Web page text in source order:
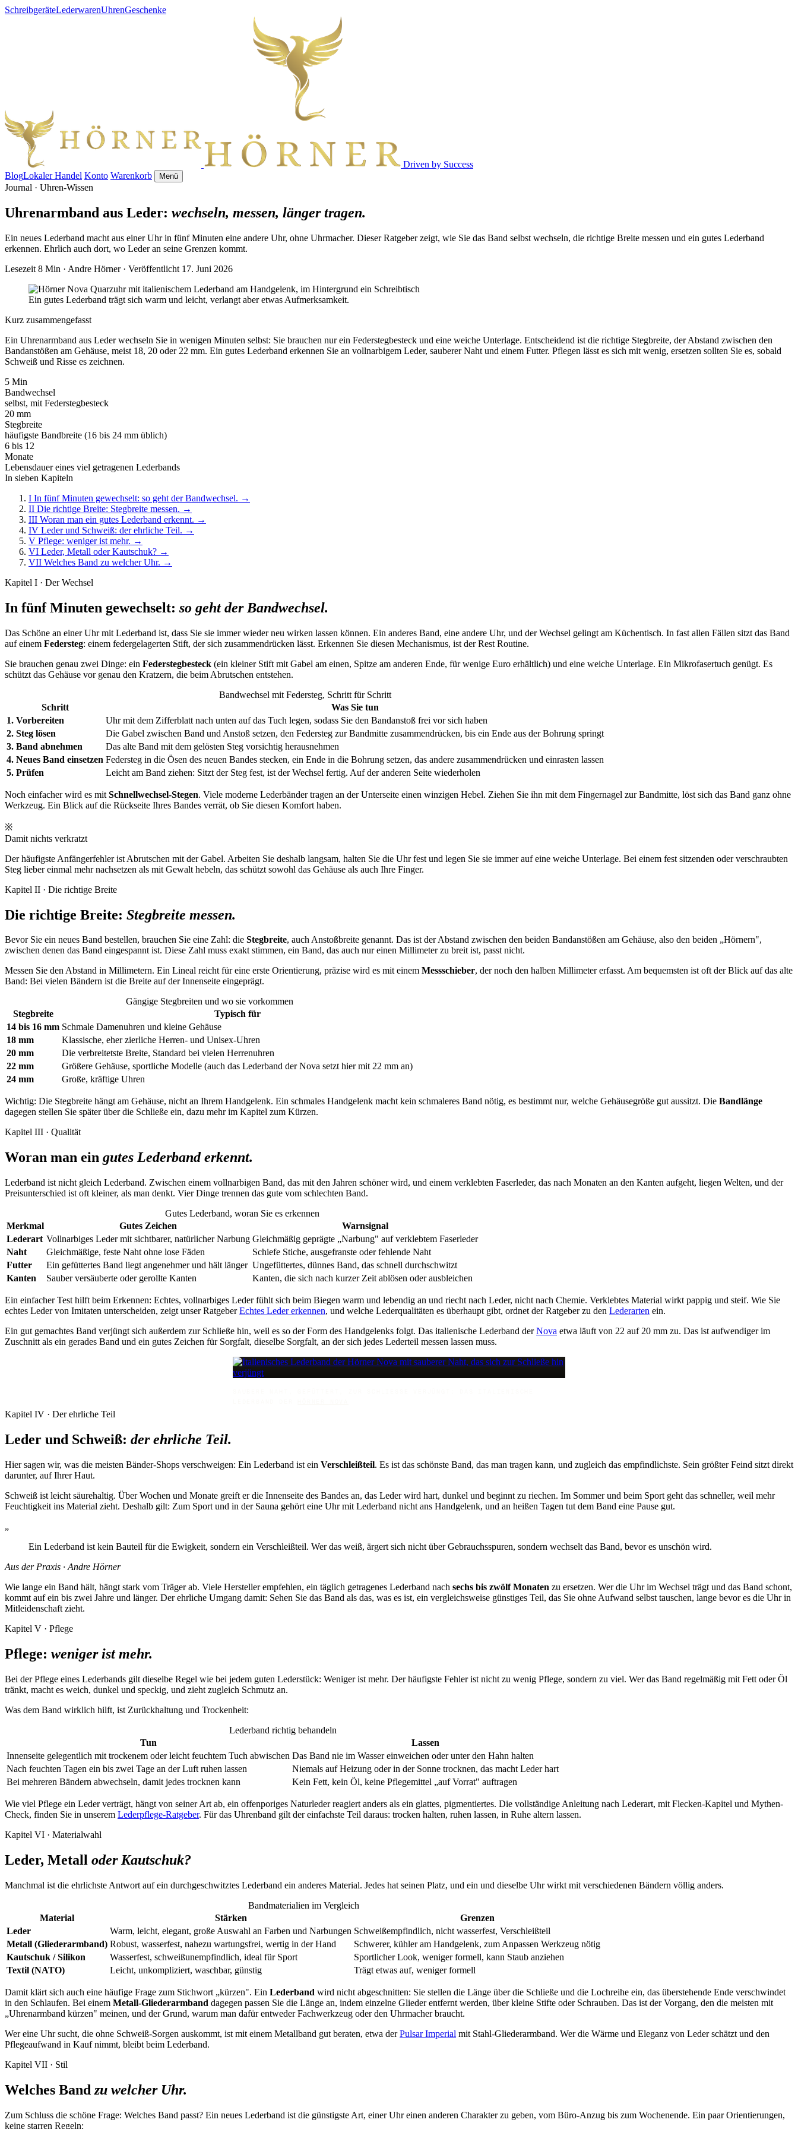
SchreibgeräteLederwarenUhrenGeschenke
Driven by Success
BlogLokaler Handel Konto Warenkorb Menü
Journal · Uhren-Wissen
Uhrenarmband aus Leder: wechseln, messen, länger tragen.
Ein neues Lederband macht aus einer Uhr in fünf Minuten eine andere Uhr, ohne Uhrmacher. Dieser Ratgeber zeigt, wie Sie das Band selbst wechseln, die richtige Breite messen und ein gutes Lederband
erkennen. Ehrlich auch dort, wo Leder an seine Grenzen kommt.
Lesezeit 8 Min · Andre Hörner · Veröffentlicht 17. Juni 2026
Ein gutes Lederband trägt sich warm und leicht, verlangt aber etwas Aufmerksamkeit.
Kurz zusammengefasst
Ein Uhrenarmband aus Leder wechseln Sie in wenigen Minuten selbst: Sie brauchen nur ein Federstegbesteck und eine weiche Unterlage. Entscheidend ist die richtige Stegbreite, der Abstand zwischen den
Bandanstößen am Gehäuse, meist 18, 20 oder 22 mm. Ein gutes Lederband erkennen Sie an vollnarbigem Leder, sauberer Naht und einem Futter. Pflegen lässt es sich mit wenig, ersetzen sollten Sie es, sobald
Schweiß und Risse es zeichnen.
5 Min
Bandwechsel
selbst, mit Federstegbesteck
20 mm
Stegbreite
häufigste Bandbreite (16 bis 24 mm üblich)
6 bis 12
Monate
Lebensdauer eines viel getragenen Lederbands
In sieben Kapiteln
I In fünf Minuten gewechselt: so geht der Bandwechsel. →
II Die richtige Breite: Stegbreite messen. →
III Woran man ein gutes Lederband erkennt. →
IV Leder und Schweiß: der ehrliche Teil. →
V Pflege: weniger ist mehr. →
VI Leder, Metall oder Kautschuk? →
VII Welches Band zu welcher Uhr. →
Kapitel I · Der Wechsel
In fünf Minuten gewechselt: so geht der Bandwechsel.
Das Schöne an einer Uhr mit Lederband ist, dass Sie sie immer wieder neu wirken lassen können. Ein anderes Band, eine andere Uhr, und der Wechsel gelingt am Küchentisch. In fast allen Fällen sitzt das Band
auf einem Federsteg: einem federgelagerten Stift, der sich zusammendrücken lässt. Erkennen Sie diesen Mechanismus, ist der Rest Routine.
Sie brauchen genau zwei Dinge: ein Federstegbesteck (ein kleiner Stift mit Gabel am einen, Spitze am anderen Ende, für wenige Euro erhältlich) und eine weiche Unterlage. Ein Mikrofasertuch genügt. Es
schützt das Gehäuse vor genau den Kratzern, die beim Abrutschen entstehen.
Bandwechsel mit Federsteg, Schritt für Schritt
Schritt
Was Sie tun
1. Vorbereiten
Uhr mit dem Zifferblatt nach unten auf das Tuch legen, sodass Sie den Bandanstoß frei vor sich haben
2. Steg lösen
Die Gabel zwischen Band und Anstoß setzen, den Federsteg zur Bandmitte zusammendrücken, bis ein Ende aus der Bohrung springt
3. Band abnehmen
Das alte Band mit dem gelösten Steg vorsichtig herausnehmen
4. Neues Band einsetzen Federsteg in die Ösen des neuen Bandes stecken, ein Ende in die Bohrung setzen, das andere zusammendrücken und einrasten lassen
5. Prüfen
Leicht am Band ziehen: Sitzt der Steg fest, ist der Wechsel fertig. Auf der anderen Seite wiederholen
Noch einfacher wird es mit Schnellwechsel-Stegen. Viele moderne Lederbänder tragen an der Unterseite einen winzigen Hebel. Ziehen Sie ihn mit dem Fingernagel zur Bandmitte, löst sich das Band ganz ohne
Werkzeug. Ein Blick auf die Rückseite Ihres Bandes verrät, ob Sie diesen Komfort haben.
※
Damit nichts verkratzt
Der häufigste Anfängerfehler ist Abrutschen mit der Gabel. Arbeiten Sie deshalb langsam, halten Sie die Uhr fest und legen Sie sie immer auf eine weiche Unterlage. Bei einem fest sitzenden oder verschraubten
Steg lieber einmal mehr nachsetzen als mit Gewalt hebeln, das schützt sowohl das Gehäuse als auch Ihre Finger.
Kapitel II · Die richtige Breite
Die richtige Breite: Stegbreite messen.
Bevor Sie ein neues Band bestellen, brauchen Sie eine Zahl: die Stegbreite, auch Anstoßbreite genannt. Das ist der Abstand zwischen den beiden Bandanstößen am Gehäuse, also den beiden „Hörnern",
zwischen denen das Band eingespannt ist. Diese Zahl muss exakt stimmen, ein Band, das auch nur einen Millimeter zu breit ist, passt nicht.
Messen Sie den Abstand in Millimetern. Ein Lineal reicht für eine erste Orientierung, präzise wird es mit einem Messschieber, der noch den halben Millimeter erfasst. Am bequemsten ist oft der Blick auf das alte
Band: Bei vielen Bändern ist die Breite auf der Innenseite eingeprägt.
Gängige Stegbreiten und wo sie vorkommen
Stegbreite
Typisch für
14 bis 16 mm Schmale Damenuhren und kleine Gehäuse
18 mm
Klassische, eher zierliche Herren- und Unisex-Uhren
20 mm
Die verbreitetste Breite, Standard bei vielen Herrenuhren
22 mm
Größere Gehäuse, sportliche Modelle (auch das Lederband der Nova setzt hier mit 22 mm an)
24 mm
Große, kräftige Uhren
Wichtig: Die Stegbreite hängt am Gehäuse, nicht an Ihrem Handgelenk. Ein schmales Handgelenk macht kein schmaleres Band nötig, es bestimmt nur, welche Gehäusegröße gut aussitzt. Die Bandlänge
dagegen stellen Sie später über die Schließe ein, dazu mehr im Kapitel zum Kürzen.
Kapitel III · Qualität
Woran man ein gutes Lederband erkennt.
Lederband ist nicht gleich Lederband. Zwischen einem vollnarbigen Band, das mit den Jahren schöner wird, und einem verklebten Faserleder, das nach Monaten an den Kanten aufgeht, liegen Welten, und der
Preisunterschied ist oft kleiner, als man denkt. Vier Dinge trennen das gute vom schlechten Band.
Gutes Lederband, woran Sie es erkennen
Merkmal
Gutes Zeichen
Warnsignal
Lederart Vollnarbiges Leder mit sichtbarer, natürlicher Narbung Gleichmäßig geprägte „Narbung" auf verklebtem Faserleder
Naht
Gleichmäßige, feste Naht ohne lose Fäden
Schiefe Stiche, ausgefranste oder fehlende Naht
Futter
Ein gefüttertes Band liegt angenehmer und hält länger Ungefüttertes, dünnes Band, das schnell durchschwitzt
Kanten
Sauber versäuberte oder gerollte Kanten Kanten, die sich nach kurzer Zeit ablösen oder ausbleichen
Ein einfacher Test hilft beim Erkennen: Echtes, vollnarbiges Leder fühlt sich beim Biegen warm und lebendig an und riecht nach Leder, nicht nach Chemie. Verklebtes Material wirkt pappig und steif. Wie Sie
echtes Leder von Imitaten unterscheiden, zeigt unser RatgeberEchtes Leder erkennen, und welche Lederqualitäten es überhaupt gibt, ordnet der Ratgeber zu den Lederarten ein.
Ein gut gemachtes Band verjüngt sich außerdem zur Schließe hin, weil es so der Form des Handgelenks folgt. Das italienische Lederband derNova etwa läuft von 22 auf 20 mm zu. Das ist aufwendiger im
Zuschnitt als ein gerades Band und ein gutes Zeichen für Sorgfalt, dieselbe Sorgfalt, an der sich jedes Lederteil messen lassen muss.
Kapitel IV · Der ehrliche Teil
Leder und Schweiß: der ehrliche Teil.
Hier sagen wir, was die meisten Bänder-Shops verschweigen: Ein Lederband ist ein Verschleißteil. Es ist das schönste Band, das man tragen kann, und zugleich das empfindlichste. Sein größter Feind sitzt direkt
darunter, auf Ihrer Haut.
Schweiß ist leicht säurehaltig. Über Wochen und Monate greift er die Innenseite des Bandes an, das Leder wird hart, dunkel und beginnt zu riechen. Im Sommer und beim Sport geht das schneller, weil mehr
Feuchtigkeit ins Material zieht. Deshalb gilt: Zum Sport und in der Sauna gehört eine Uhr mit Lederband nicht ans Handgelenk, und an heißen Tagen tut dem Band eine Pause gut.
„
Ein Lederband ist kein Bauteil für die Ewigkeit, sondern ein Verschleißteil. Wer das weiß, ärgert sich nicht über Gebrauchsspuren, sondern wechselt das Band, bevor es unschön wird.
Aus der Praxis · Andre Hörner
Wie lange ein Band hält, hängt stark vom Träger ab. Viele Hersteller empfehlen, ein täglich getragenes Lederband nach sechs bis zwölf Monaten zu ersetzen. Wer die Uhr im Wechsel trägt und das Band schont,
kommt auf ein bis zwei Jahre und länger. Der ehrliche Umgang damit: Sehen Sie das Band als das, was es ist, ein vergleichsweise günstiges Teil, das Sie ohne Aufwand selbst tauschen, lange bevor es die Uhr in
Mitleidenschaft zieht.
Kapitel V · Pflege
Pflege: weniger ist mehr.
Bei der Pflege eines Lederbands gilt dieselbe Regel wie bei jedem guten Lederstück: Weniger ist mehr. Der häufigste Fehler ist nicht zu wenig Pflege, sondern zu viel. Wer das Band regelmäßig mit Fett oder Öl
tränkt, macht es weich, dunkel und speckig, und zieht zugleich Schmutz an.
Was dem Band wirklich hilft, ist Zurückhaltung und Trockenheit:
Lederband richtig behandeln
Tun
Lassen
Innenseite gelegentlich mit trockenem oder leicht feuchtem Tuch abwischen Das Band nie im Wasser einweichen oder unter den Hahn halten
Nach feuchten Tagen ein bis zwei Tage an der Luft ruhen lassen
Niemals auf Heizung oder in der Sonne trocknen, das macht Leder hart
Bei mehreren Bändern abwechseln, damit jedes trocknen kann
Kein Fett, kein Öl, keine Pflegemittel „auf Vorrat" auftragen
Wie viel Pflege ein Leder verträgt, hängt von seiner Art ab, ein offenporiges Naturleder reagiert anders als ein glattes, pigmentiertes. Die vollständige Anleitung nach Lederart, mit Flecken-Kapitel und Mythen-
Check, finden Sie in unserem Lederpflege-Ratgeber. Für das Uhrenband gilt der einfachste Teil daraus: trocken halten, ruhen lassen, in Ruhe altern lassen.
Kapitel VI · Materialwahl
Leder, Metall oder Kautschuk?
Manchmal ist die ehrlichste Antwort auf ein durchgeschwitztes Lederband ein anderes Material. Jedes hat seinen Platz, und ein und dieselbe Uhr wirkt mit verschiedenen Bändern völlig anders.
Bandmaterialien im Vergleich
Material
Stärken
Grenzen
Leder
Warm, leicht, elegant, große Auswahl an Farben und Narbungen Schweißempfindlich, nicht wasserfest, Verschleißteil
Metall (Gliederarmband) Robust, wasserfest, nahezu wartungsfrei, wertig in der Hand
Schwerer, kühler am Handgelenk, zum Anpassen Werkzeug nötig
Kautschuk / Silikon
Wasserfest, schweißunempfindlich, ideal für Sport
Sportlicher Look, weniger formell, kann Staub anziehen
Textil (NATO)
Leicht, unkompliziert, waschbar, günstig Trägt etwas auf, weniger formell
Damit klärt sich auch eine häufige Frage zum Stichwort „kürzen". Ein Lederband wird nicht abgeschnitten: Sie stellen die Länge über die Schließe und die Lochreihe ein, das überstehende Ende verschwindet
in den Schlaufen. Bei einem Metall-Gliederarmband dagegen passen Sie die Länge an, indem einzelne Glieder entfernt werden, über kleine Stifte oder Schrauben. Das ist der Vorgang, den die meisten mit
„Uhrenarmband kürzen" meinen, und der Grund, warum man dafür entweder Fachwerkzeug oder den Uhrmacher braucht.
Wer eine Uhr sucht, die ohne Schweiß-Sorgen auskommt, ist mit einem Metallband gut beraten, etwa derPulsar Imperial mit Stahl-Gliederarmband. Wer die Wärme und Eleganz von Leder schätzt und den
Pflegeaufwand in Kauf nimmt, bleibt beim Lederband.
Kapitel VII · Stil
Welches Band zu welcher Uhr.
Zum Schluss die schöne Frage: Welches Band passt? Ein neues Lederband ist die günstigste Art, einer Uhr einen anderen Charakter zu geben, vom Büro-Anzug bis zum Wochenende. Ein paar Orientierungen,
keine starren Regeln: